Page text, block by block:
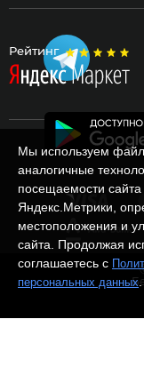
Рейтинг
Мы используем
аналогичные
посещаемости
Яндекс.Метрики,
местоположения и
сайта. Продолжая
соглашаетесь с
персональных данных.